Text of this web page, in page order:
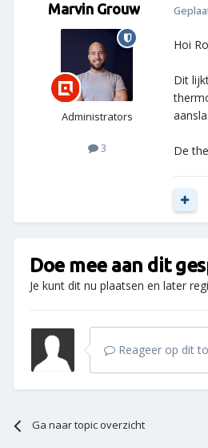
Marvin Grouw
Administrators
3
Hoi
Dit
De
Doe mee aan dit
Je kunt dit nu plaatsen en later
Reageer op dit
Ga naar topic overzicht